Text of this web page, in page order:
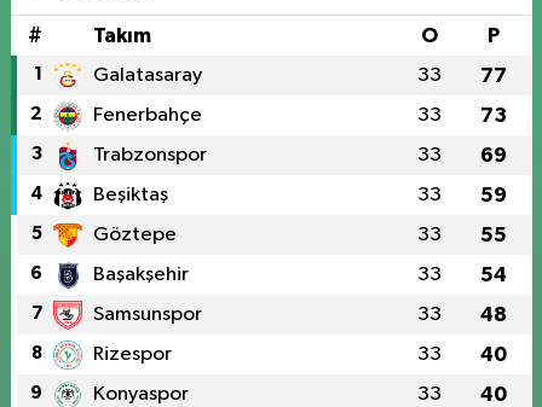
# Takım O P
1 Galatasaray 33 77
2 Fenerbahçe 33 73
3 Trabzonspor 33 69
4 Beşiktaş 33 59
5 Göztepe 33 55
6 Başakşehir 33 54
7 Samsunspor 33 48
8 Rizespor 33 40
9 Konyaspor 33 40